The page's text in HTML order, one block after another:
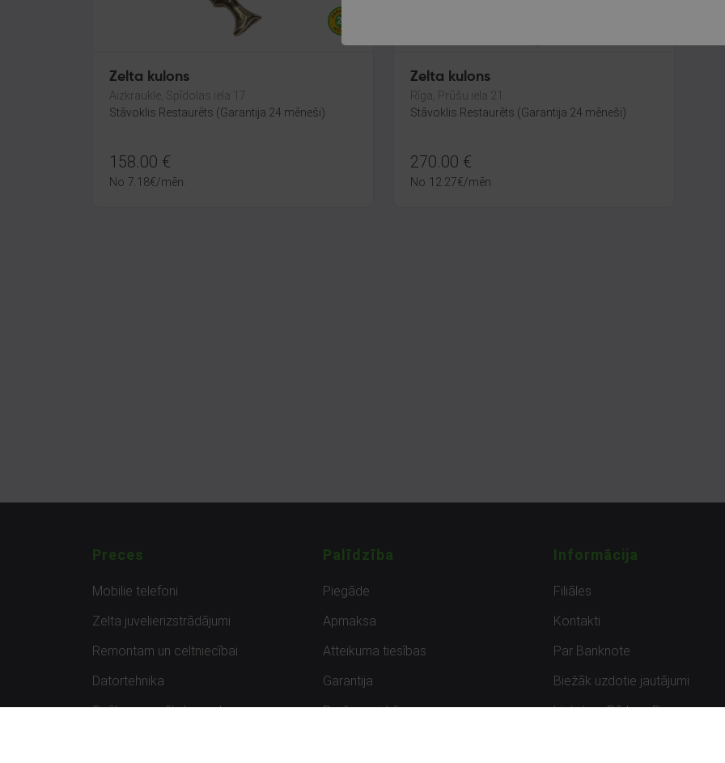
Zelta kulons
Aizkraukle, Spīdolas iela 17
Stāvoklis Restaurēts (Garantija 24 mēneši)
158.00 €
No 7.18€/mēn.
Zelta kulons
Rīga, Prūšu iela 21
Stāvoklis Restaurēts (Garantija 24 mēneši)
270.00 €
No 12.27€/mēn.
Preces
Mobilie telefoni
Zelta juvelierizstrādājumi
Remontam un celtniecībai
Datortehnika
Spēles un spēļu konsoles
Palīdzība
Piegāde
Apmaksa
Atteikuma tiesības
Garantija
Preču uzpirkšana
Informācija
Filiāles
Kontakti
Par Banknote
Biežāk uzdotie jautājumi
Lietots – Pārbaudīts